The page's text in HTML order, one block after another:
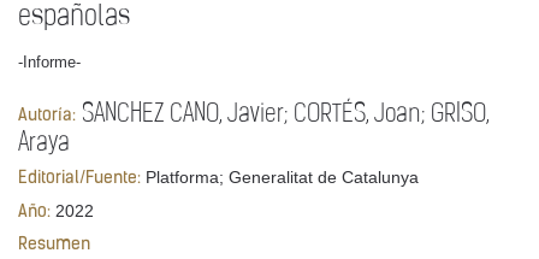
españolas
-Informe-
Autoría: SANCHEZ CANO, Javier; CORTÉS, Joan; GRISO,
Araya
Editorial/Fuente: Platforma; Generalitat de Catalunya
Año: 2022
Resumen